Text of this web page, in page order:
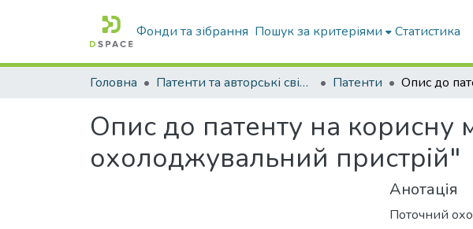
Фонди та зібрання Пошук за критеріями Статистика
Головна Патенти та авторські свідоцтва Патенти
Опис до патенту на
охолоджувальний пристрій"
Анотація
Поточний